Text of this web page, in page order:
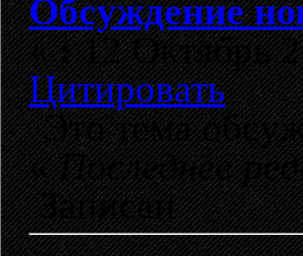
Обсуждение
«:12 Октябрь
Цитировать
Это тема
«Последнее
Записан